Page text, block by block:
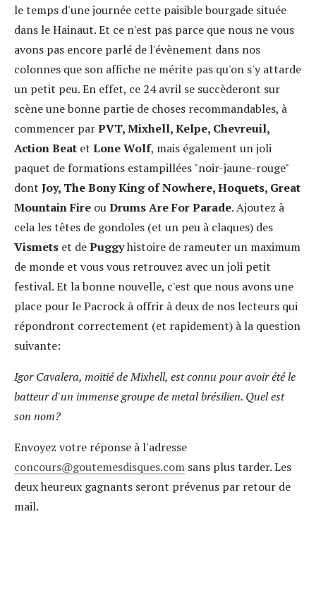
le temps d'une journée cette paisible bourgade située
dans le Hainaut. Et ce n'est pas parce que nous ne vous
avons pas encore parlé de l'évènement dans nos
colonnes que son affiche ne mérite pas qu'on s'y attarde
un petit peu. En effet, ce 24 avril se succèderont sur
scène une bonne partie de choses recommandables, à
commencer parPVT, Mixhell, Kelpe, Chevreuil,
Action Beat et Lone Wolf, mais également un joli
paquet de formations estampillées "noir-jaune-rouge"
dont Joy, The Bony King of Nowhere, Hoquets, Great
Mountain Fire ouDrums Are For Parade. Ajoutez à
cela les têtes de gondoles (et un peu à claques) des
Vismets et dePuggyhistoire de rameuter un maximum
de monde et vous vous retrouvez avec un joli petit
festival. Et la bonne nouvelle, c'est que nous avons une
place pour le Pacrock à offrir à deux de nos lecteurs qui
répondront correctement (et rapidement) à la question
suivante:
Igor Cavalera, moitié de Mixhell, est connu pour avoir été le
batteur d'un immense groupe de metal brésilien. Quel est
son nom?
Envoyez votre réponse à l'adresse
concours
goutemesdisques.com sans plus tarder. Les
deux heureux gagnants seront prévenus par retour de
mail.